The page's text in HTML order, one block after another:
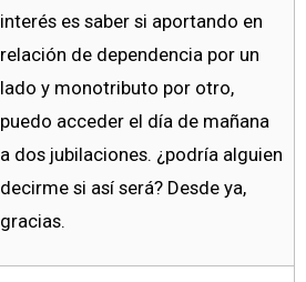
interés es saber si aportando en
relación de dependencia por un
lado y monotributo por otro,
puedo acceder el día de mañana
a dos jubilaciones. ¿podría alguien
decirme si así será? Desde ya,
gracias.